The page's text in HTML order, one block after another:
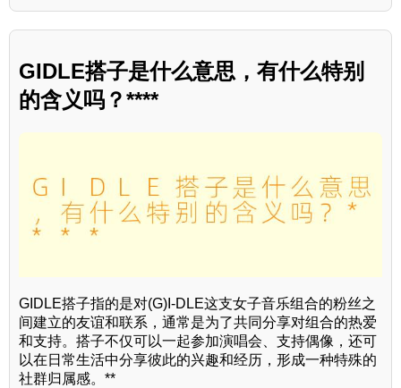
GIDLE搭子是什么意思，有什么特别
的含义吗？****
GIDLE搭子指的是对(G)I-DLE这支女子音乐组合的粉丝之
间建立的友谊和联系，通常是为了共同分享对组合的热爱
和支持。搭子不仅可以一起参加演唱会、支持偶像，还可
以在日常生活中分享彼此的兴趣和经历，形成一种特殊的
社群归属感。**